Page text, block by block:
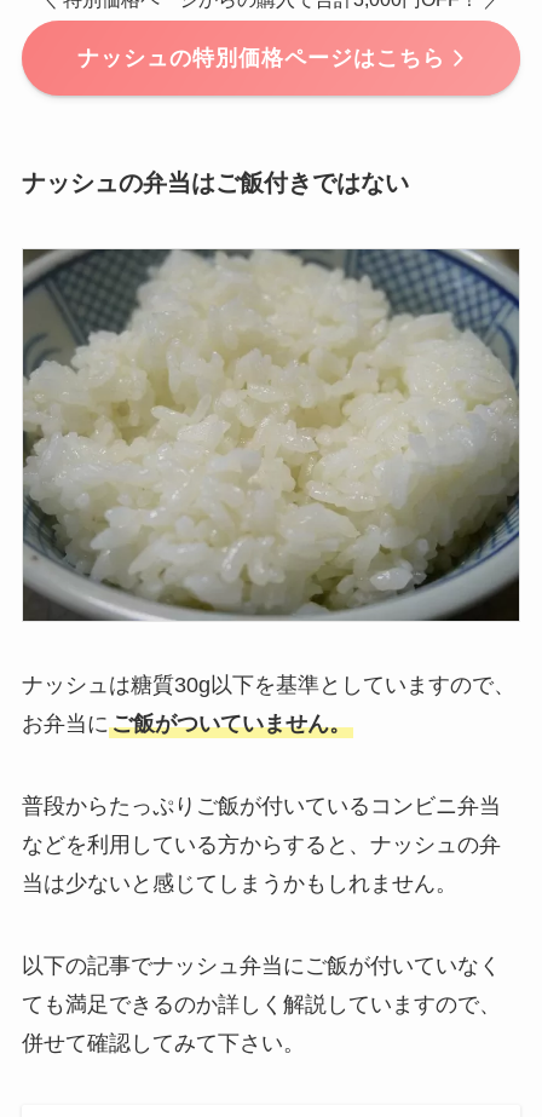
ナッシュの特別価格ページはこちら
ナッシュの弁当はご飯付きではない
ナッシュは糖質30g以下を基準としていますので、
お弁当にご飯がついていません。
普段からたっぷりご飯が付いているコンビニ弁当
などを利用している方からすると、ナッシュの弁
当は少ないと感じてしまうかもしれません。
以下の記事でナッシュ弁当にご飯が付いていなく
ても満足できるのか詳しく解説していますので、
併せて確認してみて下さい。